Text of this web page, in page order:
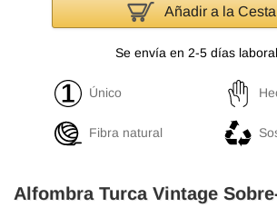
Añadir a la Cesta
Se envía en 2-5 días
Único
Fibra natural
Alfombra Turca Vintage